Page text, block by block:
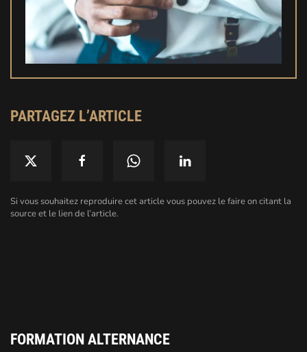
PARTAGEZ L’ARTICLE
Si vous souhaitez reproduire cet article vous pouvez le faire on citant la
source et le lien de l’article.
FORMATION ALTERNANCE